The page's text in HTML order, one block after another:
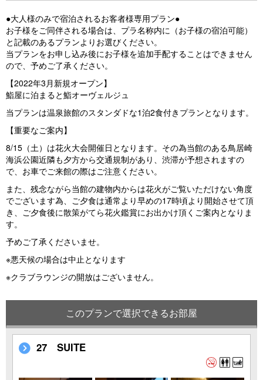
●大人様のみで宿泊されるお客者様専用プラン●
お子様をご同伴される場合は、プラ名称内に（お子様の宿泊可能）
と記載のあるプランよりお選びください。
当プランをお申し込み後にお子様を追加手配することはできません
ので、予めご了承ください。
【2022年3月新規オープン】
鮨屋に泊まると鮨オーヴェルジュ
当プランは温泉旅館のスタンダドな1泊2食付きプランとなります。
【重要なご案内】
8/15（土）は花火大会開催日となります。その為当館のある鳥居崎
海浜公園近隣も夕方から交通規制があり、渋滞が予想されますの
で、お車でご来館の際はご注意ください。
また、残念ながら当館の建物内からは花火がご覧いただけない角度
でございます為、ご夕食は通常より早めの17時頃より開始させて頂
き、ご夕食後に散策がてら花火鑑賞にお出かけ頂くご案内となりま
す。
予めご了承くださいませ。
※悪天候の場合は中止となります
※クラブラウンジの開放はございません。
このプランで選択できるお部屋
27 SUITE